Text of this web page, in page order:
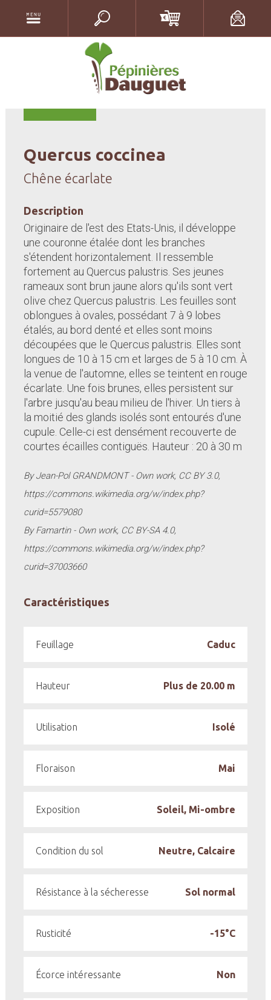
Quercus coccinea
Chêne écarlate
Description
Originaire de l'est des Etats-Unis, il développe
une couronne étalée dont les branches
s'étendent horizontalement. Il ressemble
fortement au Quercus palustris. Ses jeunes
rameaux sont brun jaune alors qu'ils sont vert
olive chez Quercus palustris. Les feuilles sont
oblongues à ovales, possédant 7 à 9 lobes
étalés, au bord denté et elles sont moins
découpées que le Quercus palustris. Elles sont
longues de 10 à 15 cm et larges de 5 à 10 cm. À
la venue de l'automne, elles se teintent en rouge
écarlate. Une fois brunes, elles persistent sur
l'arbre jusqu'au beau milieu de l'hiver. Un tiers à
la moitié des glands isolés sont entourés d'une
cupule. Celle-ci est densément recouverte de
courtes écailles contiguës. Hauteur : 20 à 30 m
By Jean-Pol GRANDMONT - Own work, CC BY 3.0,
https://commons.wikimedia.org/w/index.php?
curid=5579080
By Famartin - Own work, CC BY-SA 4.0,
https://commons.wikimedia.org/w/index.php?
curid=37003660
Caractéristiques
Feuillage Caduc
Hauteur Plus de 20.00 m
Utilisation Isolé
Floraison Mai
Exposition Soleil, Mi-ombre
Condition du sol Neutre, Calcaire
Résistance à la sécheresse Sol normal
Rusticité -15°C
Écorce intéressante Non